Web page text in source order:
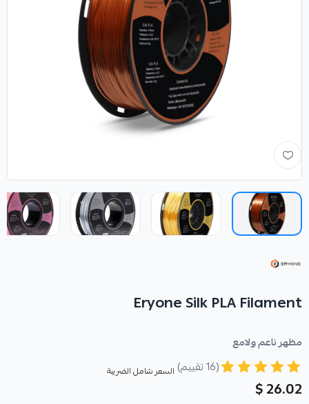
Eryone Silk PLA Filament
مظهر ناعم ولامع
(16 تقييم) السعر شامل الضريبة
26.02 $